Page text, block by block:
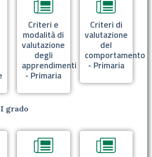
Criteri e
modalità di
valutazione
degli
apprendimenti
- Primaria
Criteri di
valutazione
del
comportamento
- Primaria
grado